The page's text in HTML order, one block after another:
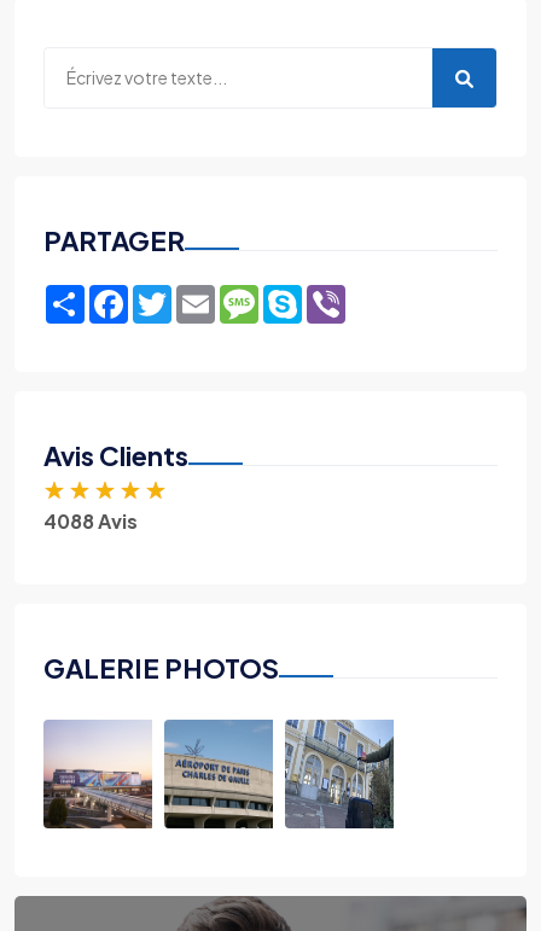
PARTAGER
ShareFacebook
TwitterEmailMessage
Skype
Avis Clients
★ ★ ★ ★ ★
4088 Avis
GALERIE PHOTOS